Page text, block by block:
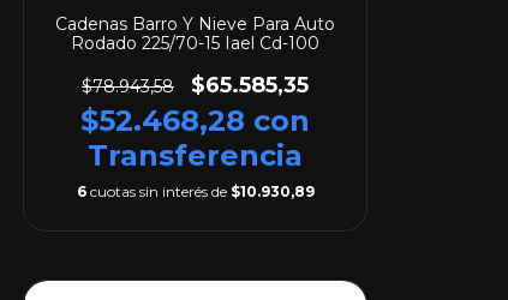
Cadenas Barro Y Nieve Para Auto
Rodado 225/70-15 Iael Cd-100
$78.943,58
$65.585,35
$52.468,28 con
Transferencia
6 cuotas sin interés de $10.930,89